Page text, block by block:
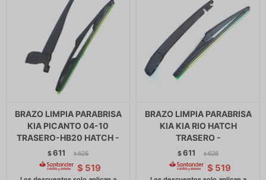
BRAZO LIMPIA PARABRISA
KIA PICANTO 04-10
TRASERO-HB20 HATCH -
$611 $ 626
$ 519
BRAZO LIMPIA PARABRISA
KIA KIA RIO HATCH
TRASERO -
$611 $ 626
$ 519